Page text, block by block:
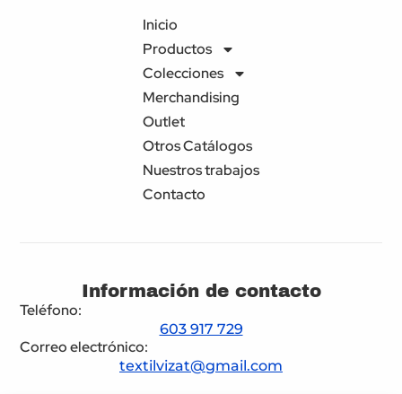
Inicio
Productos
Colecciones
Merchandising
Outlet
Otros Catálogos
Nuestros trabajos
Contacto
Información de contacto
Teléfono:
603 917 729
Correo electrónico:
textilvizat@gmail.com